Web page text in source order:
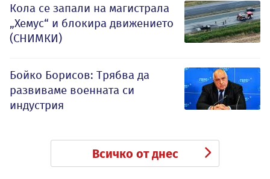
Кола се запали на магистрала
„Хемус“ и блокира движението
(СНИМКИ)
Бойко Борисов: Трябва да
развиваме военната си
индустрия
Всичко от днес